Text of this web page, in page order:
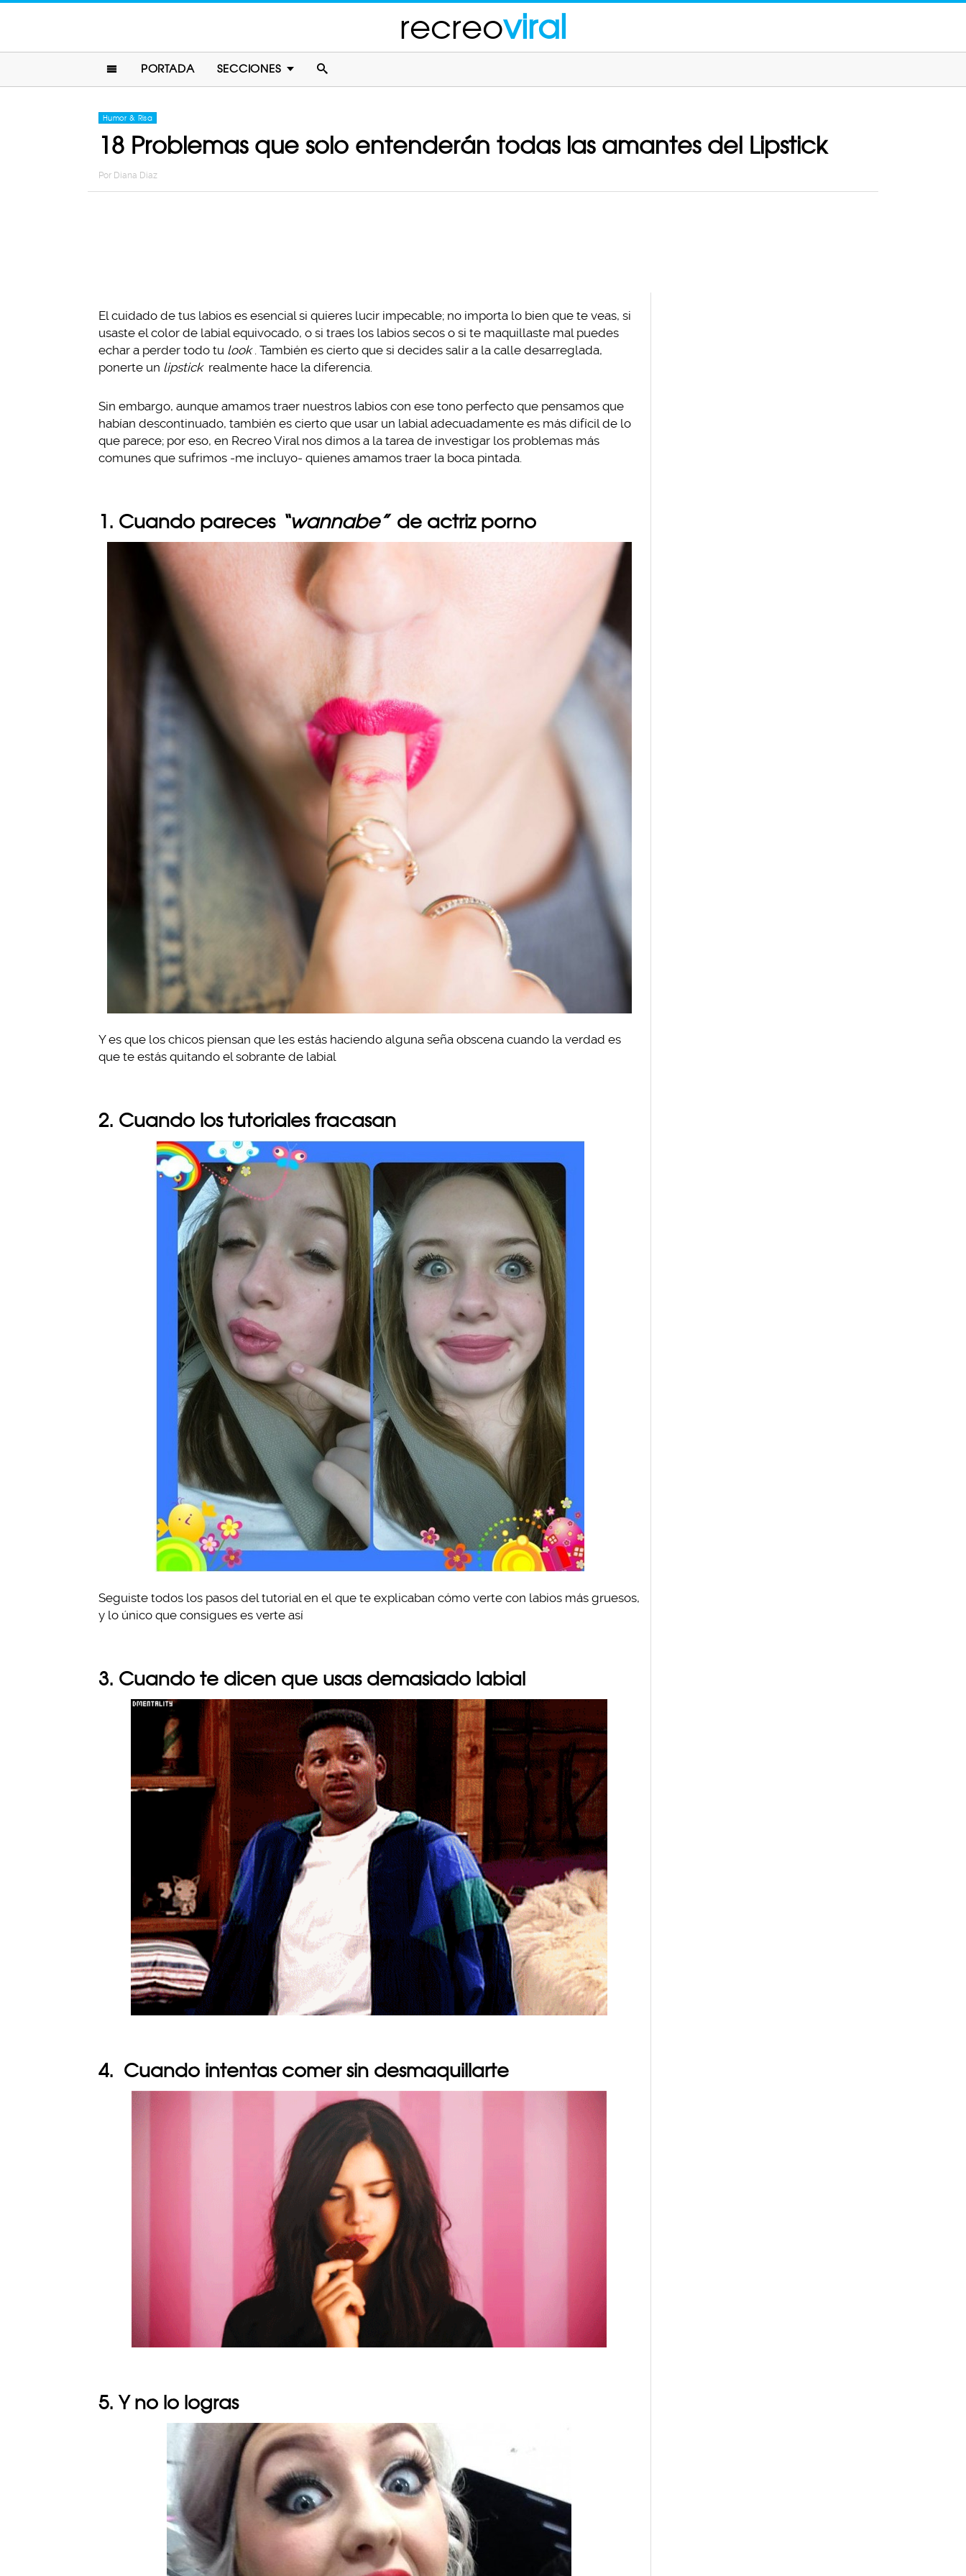
recreoviral
PORTADA SECCIONES
Humor & Risa
18 Problemas que solo entenderán todas las amantes del Lipstick
Por Diana Diaz
El cuidado de tus labios es esencial si quieres lucir impecable; no importa lo bien que te veas, si
usaste el color de labial equivocado, o si traes los labios secos o si te maquillaste mal puedes
echar a perder todo tu look . También es cierto que si decides salir a la calle desarreglada,
ponerte un lipstick realmente hace la diferencia.
Sin embargo, aunque amamos traer nuestros labios con ese tono perfecto que pensamos que
habían descontinuado, también es cierto que usar un labial adecuadamente es más difícil de lo
que parece; por eso, en Recreo Viral nos dimos a la tarea de investigar los problemas más
comunes que sufrimos -me incluyo- quienes amamos traer la boca pintada.
1. Cuando pareces “wannabe” de actriz porno
Y es que los chicos piensan que les estás haciendo alguna seña obscena cuando la verdad es
que te estás quitando el sobrante de labial
2. Cuando los tutoriales fracasan
Seguiste todos los pasos del tutorial en el que te explicaban cómo verte con labios más gruesos,
y lo único que consigues es verte así
3. Cuando te dicen que usas demasiado labial
4. Cuando intentas comer sin desmaquillarte
5. Y no lo logras